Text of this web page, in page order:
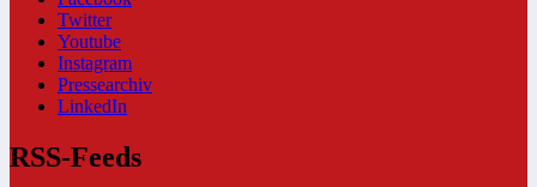
Twitter
Youtube
Instagram
Pressearchiv
LinkedIn
RSS-Feeds